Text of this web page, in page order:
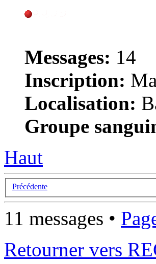
Messages: 14
Inscription:
Localisation:
Groupe
Haut
Précédente
11 messages •
Retourner vers